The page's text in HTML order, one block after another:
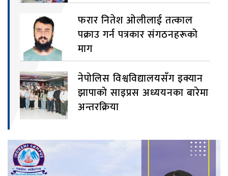
फरार नितेश ओलीलाई तत्काल
पक्राउ गर्न पत्रकार संगठनहरूको
माग
नेपोलिस विश्वविद्यालयसँग इक्यान
झापाको साइप्रस अध्ययनका बारेमा
अन्तरक्रिया